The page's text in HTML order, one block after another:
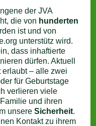
der JVA
die von hunderten
ist und von
unterstütz wird.
dass inhaftierte
dürfen. Aktuell
erlaubt – alle zwei
für Geburtstage
verlieren viele
und ihren
unsere Sicherheit.
Kontakt zu ihrem